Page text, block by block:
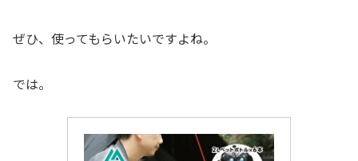
ぜひ、使ってもらいたいですよね。
では。